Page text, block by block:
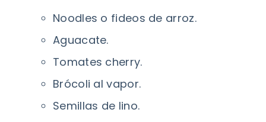
Noodles o fideos de arroz.
Aguacate.
Tomates cherry.
Brócoli al vapor.
Semillas de lino.